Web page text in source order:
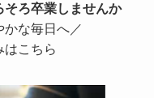
そろ卒業しませんか
かな毎日へ／
はこちら